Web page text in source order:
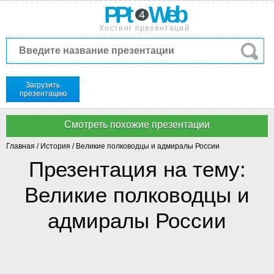
PPt 4 Web
Хостинг презентаций
Загрузить
презентацию
Главная / История / Великие полководцы и адмиралы России
Презентация на тему:
Великие полководцы и
адмиралы России